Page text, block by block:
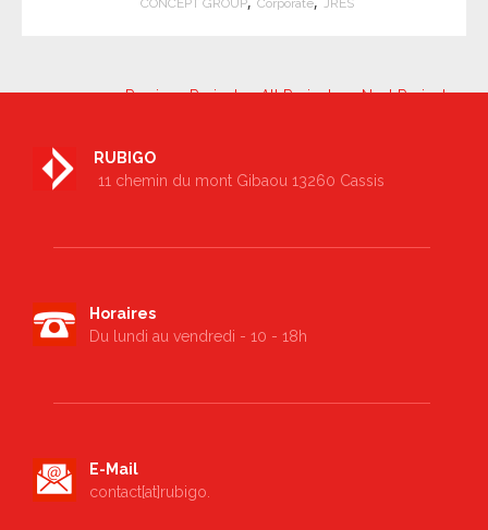
CONCEPT GROUP Corporate JRES
← Previous Project All Projects Next Project →
RUBIGO
11 chemin du mont Gibaou 13260 Cassis
Horaires
Du lundi au vendredi - 10 - 18h
E-Mail
contact[at]rubigo.